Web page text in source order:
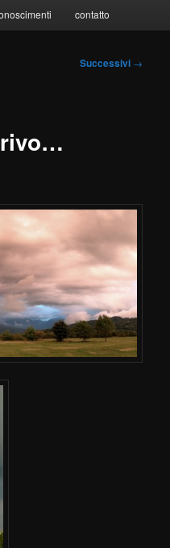
contatto
Successivi →